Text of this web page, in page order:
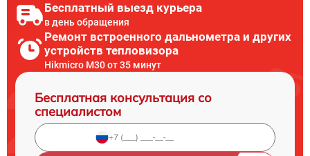
Бесплатный выезд курьера
в день обращения
Ремонт встроенного дальнометра и других
устройств тепловизора
Hikmicro M30 от 35 минут
Бесплатная консультация со
специалистом